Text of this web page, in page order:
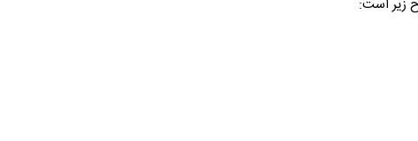
زیر است: